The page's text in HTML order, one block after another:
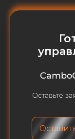
Оставьте